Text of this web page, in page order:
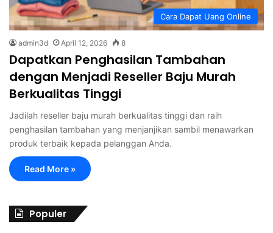
Cara Dapat Uang Online
admin3d April 12, 2026 8
Dapatkan Penghasilan Tambahan
dengan Menjadi Reseller Baju Murah
Berkualitas Tinggi
Jadilah reseller baju murah berkualitas tinggi dan raih
penghasilan tambahan yang menjanjikan sambil menawarkan
produk terbaik kepada pelanggan Anda.
Read More »
Populer